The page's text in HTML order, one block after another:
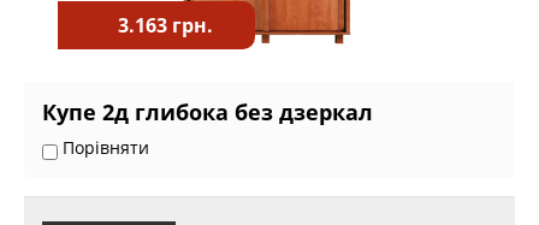
3.163 грн.
Купе 2д глибока без дзеркал
Порівняти